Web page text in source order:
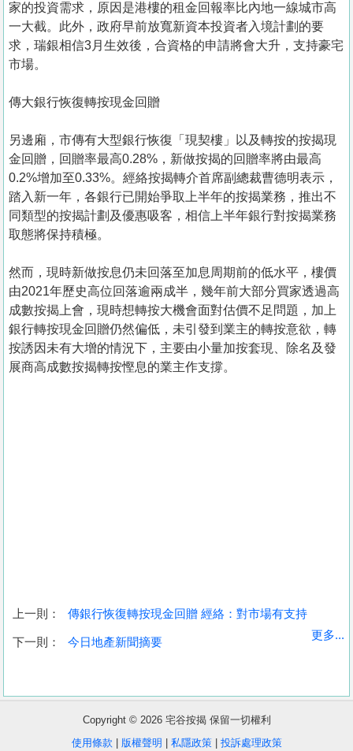
收
盤
家的投資需求，原因是港樓的租金回報率比內地一線城市高
一大截。此外，政府早前放寬新資本投資者入境計劃的要
求，瑞銀相信3月生效後，合資格的申請將會大升，支持豪宅
市場。
傳大銀行恢復轉按現金回贈
另邊廂，市傳有大型銀行恢復「現契樓」以及轉按的按揭現
金回贈，回贈率最高0.28%，新做按揭的回贈率將由最高
0.2%增加至0.33%。經絡按揭轉介首席副總裁曹德明表示，
踏入新一年，各銀行已開始爭取上半年的按揭業務，推出不
同類型的按揭計劃及優惠吸客，相信上半年銀行對按揭業務
取態將保持積極。
然而，現時新做按息仍未回落至加息周期前的低水平，樓價
由2021年歷史高位回落逾兩成半，幾年前大部分買家透過高
成數按揭上會，現時想轉按大機會面對估價不足問題，加上
銀行轉按現金回贈仍然偏低，未引發到業主的轉按意欲，轉
按誘因未有大增的情況下，主要由小量加按套現、除名及發
展商高成數按揭轉按慳息的業主作支撐。
上一則： 傳銀行恢復轉按現金回贈 經絡：對市場有支持
下一則： 今日地產新聞摘要
更多...
Copyright © 2026 宅谷按揭 保留一切權利
使用條款
版權聲明 私隱政策| 投訴處理政策